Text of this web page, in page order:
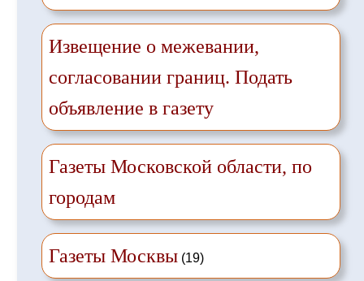
Извещение о межевании,
согласовании границ. Подать
объявление в газету
Газеты Московской области, по
городам
Газеты Москвы(19)